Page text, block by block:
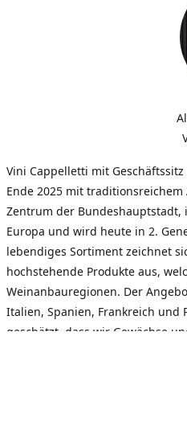
Vini Cappelletti mit
Ende 2025 mit
Zentrum der
Europa und wird heute in 2.
lebendiges Sortiment zeichnet
hochstehende Produkte aus,
Weinanbauregionen. Der
Italien, Spanien, Frankreich und
geschätzt, dass wir Gewächse